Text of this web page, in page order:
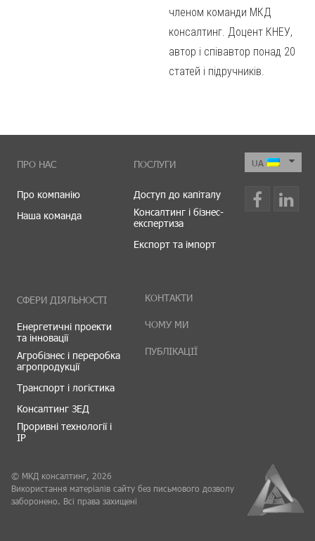
членом команди МКД
консалтинг. Доцент КНЕУ,
автор і співавтор понад 20
статей і підручників.
ПРО НАС
Про компанію
Наша команда
ПОСЛУГИ
Доступ до капіталу
Консалтинг і бізнес-
експертиза
Експорт та імпорт
СФЕРИ ДІЯЛЬНОСТІ
Енергетичні проекти
та інновації
Агробізнес і переробка
агропродукції
Транспорт і логістика
Консалтинг ЗЕД
Проривні технології і
IP
КОНТАКТИ
ЧОМУ МИ
ПУБЛІКАЦІЇ
© МКД консалтинг, 2026
Використання матеріалів сайту без письмового дозволу
заборонено. Всі права захищені